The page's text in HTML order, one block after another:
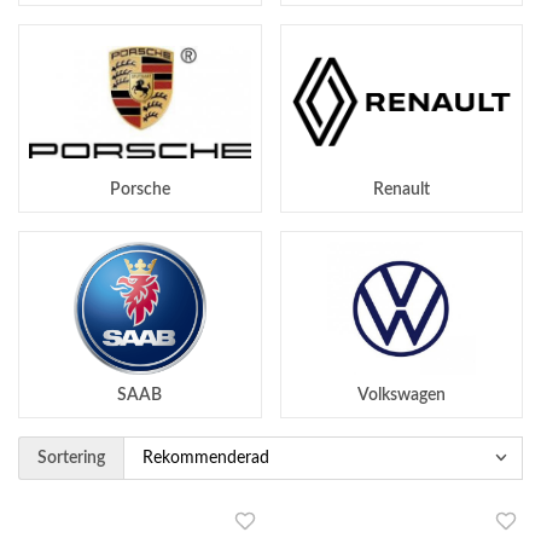
Porsche Renault
SAAB Volkswagen
Sortering